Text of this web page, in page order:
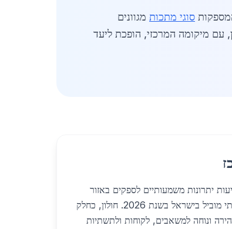
סוגי מתכות מגוונים
חולון, עם מיקומה המרכזי, הופכת ליעד
יתרונות משמעותיים לספקים באזור
המרכז, שמשמש כמרכז כלכלי ותעשייתי מוביל בישראל בשנת 2026. חולון, כחלק
ונוחה למשאבים, לקוחות ולתשתיות